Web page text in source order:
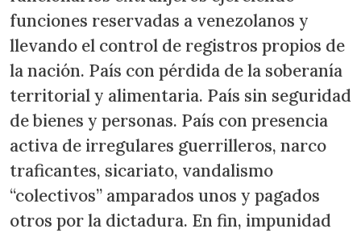
funciones reservadas a venezolanos y
llevando el control de registros propios de
la nación. País con pérdida de la soberanía
territorial y alimentaria. País sin seguridad
de bienes y personas. País con presencia
activa de irregulares guerrilleros, narco
traficantes, sicariato, vandalismo
“colectivos” amparados unos y pagados
otros por la dictadura. En fin, impunidad